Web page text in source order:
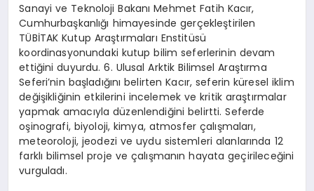
Sanayi ve Teknoloji Bakanı Mehmet Fatih Kacır,
Cumhurbaşkanlığı himayesinde gerçekleştirilen
TÜBİTAK Kutup Araştırmaları Enstitüsü
koordinasyonundaki kutup bilim seferlerinin devam
ettiğini duyurdu. 6. Ulusal Arktik Bilimsel Araştırma
Seferi’nin başladığını belirten Kacır, seferin küresel iklim
değişikliğinin etkilerini incelemek ve kritik araştırmalar
yapmak amacıyla düzenlendiğini belirtti. Seferde
oşinografi, biyoloji, kimya, atmosfer çalışmaları,
meteoroloji, jeodezi ve uydu sistemleri alanlarında 12
farklı bilimsel proje ve çalışmanın hayata geçirileceğini
vurguladı.